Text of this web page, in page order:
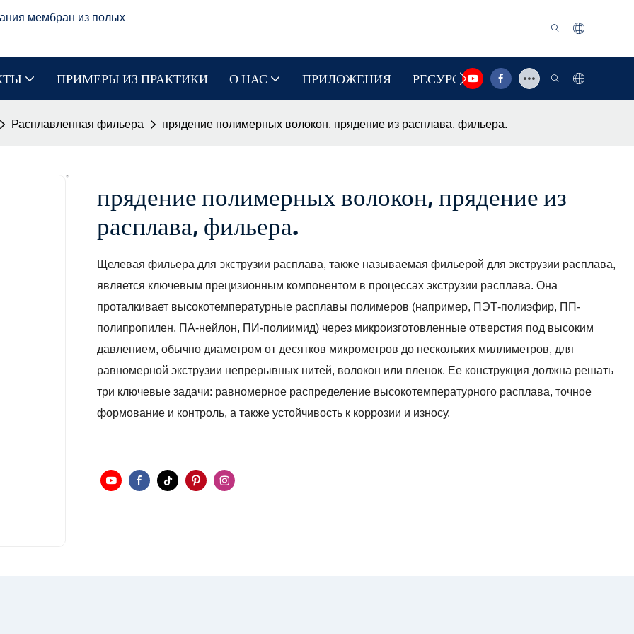
мембран из полых
ПРИМЕРЫ ИЗ ПРАКТИКИ О НАС ПРИЛОЖЕНИЯ РЕСУРС СВЯЗАТЬСЯ С НАМИ
Расплавленная фильера прядение полимерных волокон, прядение из расплава, фильера.
прядение полимерных волокон, прядение из
расплава, фильера.
Щелевая фильера для экструзии расплава, также называемая фильерой для экструзии расплава,
является ключевым прецизионным компонентом в процессах экструзии расплава. Она
проталкивает высокотемпературные расплавы полимеров (например, ПЭТ-полиэфир, ПП-
полипропилен, ПА-нейлон, ПИ-полиимид) через микроизготовленные отверстия под высоким
давлением, обычно диаметром от десятков микрометров до нескольких миллиметров, для
равномерной экструзии непрерывных нитей, волокон или пленок. Ее конструкция должна решать
три ключевые задачи: равномерное распределение высокотемпературного расплава, точное
формование и контроль, а также устойчивость к коррозии и износу.